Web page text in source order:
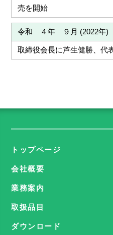
売を開始
令和 ４年 ９月 (2022年)
取締役会長に芦生健勝、代
トップページ
会社概要
業務案内
取扱品目
ダウンロード